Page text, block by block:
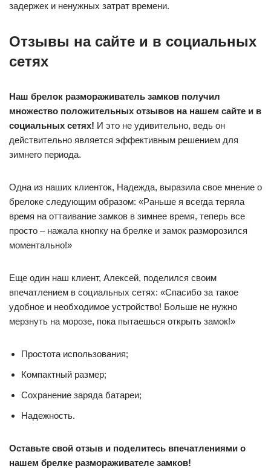
задержек и ненужных затрат времени.
Отзывы на сайте и в социальных
сетях
Наш брелок размораживатель замков получил
множество положительных отзывов на нашем сайте и в
социальных сетях! И это не удивительно, ведь он
действительно является эффективным решением для
зимнего периода.
Одна из наших клиенток, Надежда, выразила свое мнение о
брелоке следующим образом: «Раньше я всегда теряла
время на оттаивание замков в зимнее время, теперь все
просто – нажала кнопку на брелке и замок разморозился
моментально!»
Еще один наш клиент, Алексей, поделился своим
впечатлением в социальных сетях: «Спасибо за такое
удобное и необходимое устройство! Больше не нужно
мерзнуть на морозе, пока пытаешься открыть замок!»
Простота использования;
Компактный размер;
Сохранение заряда батареи;
Надежность.
Оставьте свой отзыв и поделитесь впечатлениями о
нашем брелке размораживателе замков!